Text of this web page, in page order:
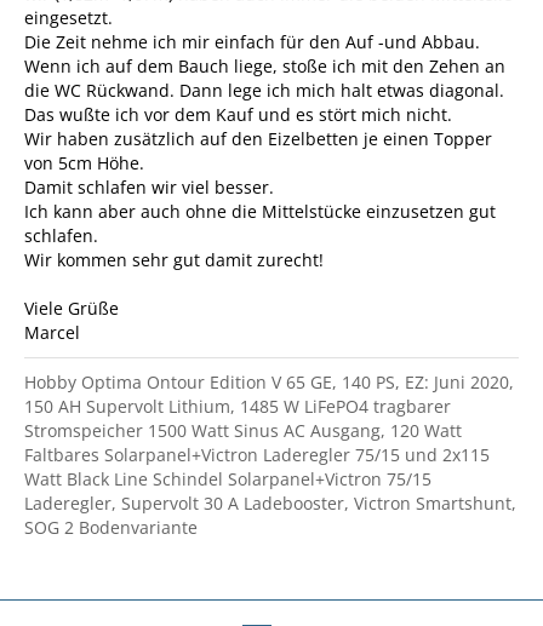
eingesetzt.
Die Zeit nehme ich mir einfach für den Auf -und Abbau.
Wenn ich auf dem Bauch liege, stoße ich mit den Zehen an
die WC Rückwand. Dann lege ich mich halt etwas diagonal.
Das wußte ich vor dem Kauf und es stört mich nicht.
Wir haben zusätzlich auf den Eizelbetten je einen Topper
von 5cm Höhe.
Damit schlafen wir viel besser.
Ich kann aber auch ohne die Mittelstücke einzusetzen gut
schlafen.
Wir kommen sehr gut damit zurecht!
Viele Grüße
Marcel
Hobby Optima Ontour Edition V 65 GE, 140 PS, EZ: Juni 2020,
150 AH Supervolt Lithium, 1485 W LiFePO4 tragbarer
Stromspeicher 1500 Watt Sinus AC Ausgang, 120 Watt
Faltbares Solarpanel+Victron Laderegler 75/15 und 2x115
Watt Black Line Schindel Solarpanel+Victron 75/15
Laderegler, Supervolt 30 A Ladebooster, Victron Smartshunt,
SOG 2 Bodenvariante